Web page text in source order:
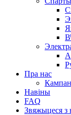
Пра нас
Навіны
FAQ
Звяжыцеся з